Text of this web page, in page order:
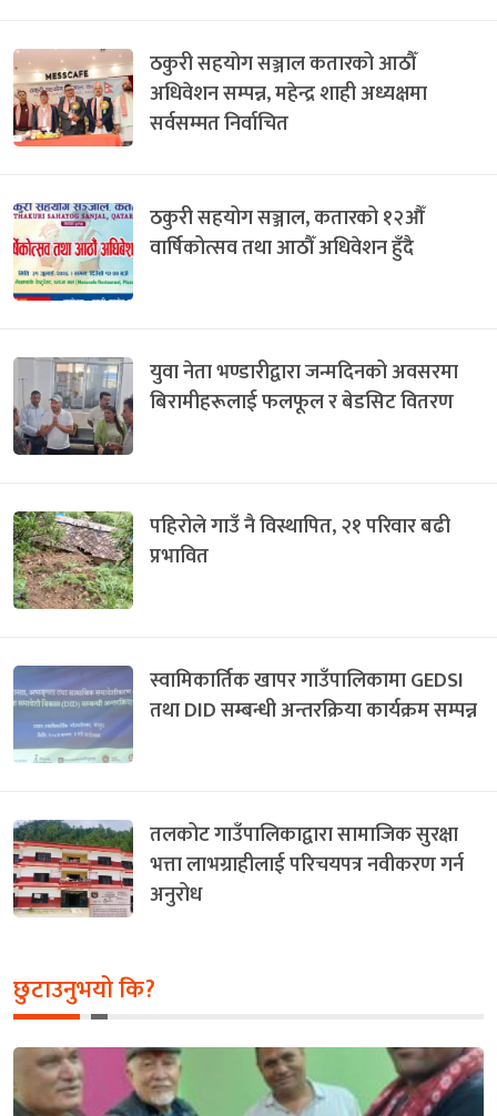
ठकुरी सहयोग सञ्जाल कतारको आठौँ
अधिवेशन सम्पन्न, महेन्द्र शाही अध्यक्षमा
सर्वसम्मत निर्वाचित
ठकुरी सहयोग सञ्जाल, कतारको १२औँ
वार्षिकोत्सव तथा आठौँ अधिवेशन हुँदै
युवा नेता भण्डारीद्वारा जन्मदिनको अवसरमा
बिरामीहरूलाई फलफूल र बेडसिट वितरण
पहिरोले गाउँ नै विस्थापित, २१ परिवार बढी
प्रभावित
स्वामिकार्तिक खापर गाउँपालिकामा GEDSI
तथा DID सम्बन्धी अन्तरक्रिया कार्यक्रम सम्पन्न
तलकोट गाउँपालिकाद्वारा सामाजिक सुरक्षा
भत्ता लाभग्राहीलाई परिचयपत्र नवीकरण गर्न
अनुरोध
छुटाउनुभयो कि?